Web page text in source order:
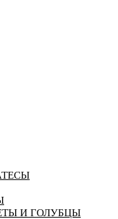
И ГОЛУБЦЫ